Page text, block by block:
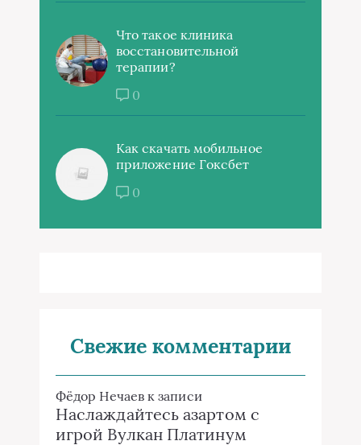
Что такое клиника
восстановительной
терапии?
0
Как скачать мобильное
приложение Гоксбет
0
Свежие комментарии
Фёдор Нечаевк записи
Наслаждайтесь азартом с
игрой Вулкан Платинум